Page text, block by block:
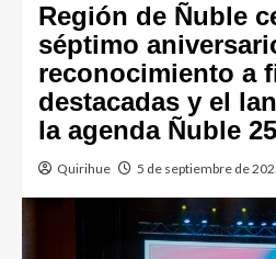
Región de Ñuble
séptimo
reconocimiento a
destacadas y el
la agenda Ñuble
Quirihue 5 de septiembre de